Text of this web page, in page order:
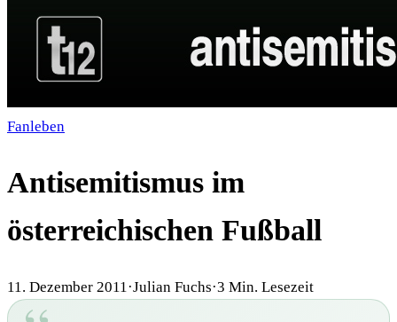
Fanleben
Antisemitismus im
österreichischen Fußball
11. Dezember 2011 ·Julian Fuchs·3 Min. Lesezeit